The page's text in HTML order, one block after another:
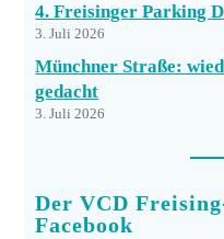
4. Freisinger Parking
3. Juli 2026
Münchner Straße:
gedacht
3. Juli 2026
Der VCD
Facebook